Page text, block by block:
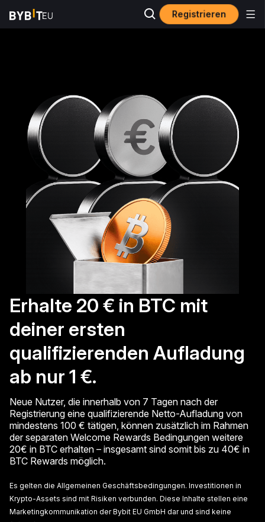
Registrieren
Erhalte 20 € in BTC mit
deiner ersten
qualifizierenden Aufladung
ab nur 1 €.
Neue Nutzer, die innerhalb von 7 Tagen nach der
Registrierung eine qualifizierende Netto-Aufladung von
mindestens 100 € tätigen, können zusätzlich im Rahmen
der separaten Welcome Rewards Bedingungen weitere
20€ in BTC erhalten – insgesamt sind somit bis zu 40€ in
BTC Rewards möglich.
Es gelten die Allgemeinen Geschäftsbedingungen. Investitionen in
Krypto-Assets sind mit Risiken verbunden. Diese Inhalte stellen eine
Marketingkommunikation der Bybit EU GmbH dar und sind keine